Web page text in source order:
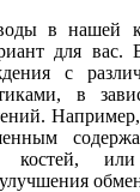
в нашей
для вас.
с
в
костей,